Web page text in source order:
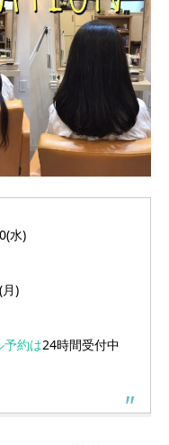
水)
)
予約は24時間受付中